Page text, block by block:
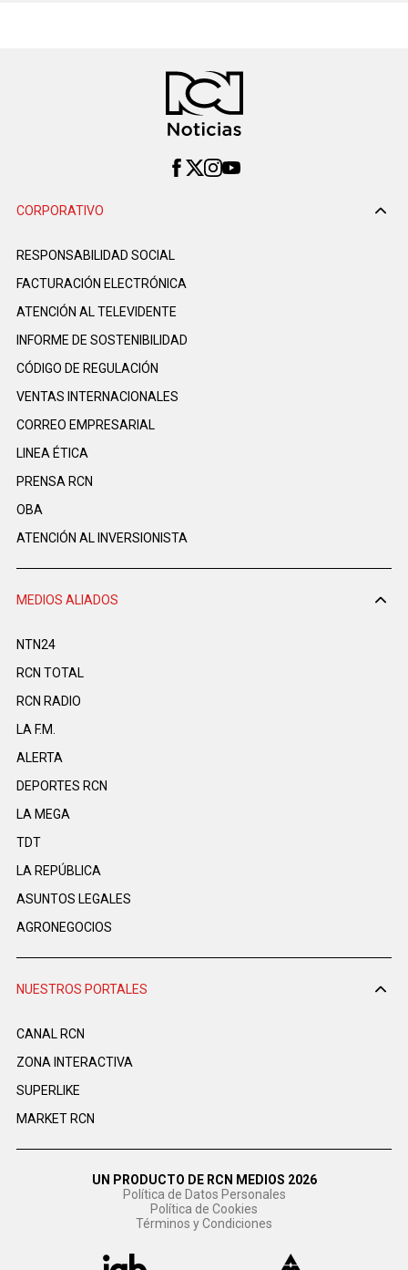
CORPORATIVO
RESPONSABILIDAD SOCIAL
FACTURACIÓN ELECTRÓNICA
ATENCIÓN AL TELEVIDENTE
INFORME DE SOSTENIBILIDAD
CÓDIGO DE REGULACIÓN
VENTAS INTERNACIONALES
CORREO EMPRESARIAL
LINEA ÉTICA
PRENSA RCN
OBA
ATENCIÓN AL INVERSIONISTA
MEDIOS ALIADOS
NTN24
RCN TOTAL
RCN RADIO
LA F.M.
ALERTA
DEPORTES RCN
LA MEGA
TDT
LA REPÚBLICA
ASUNTOS LEGALES
AGRONEGOCIOS
NUESTROS PORTALES
CANAL RCN
ZONA INTERACTIVA
SUPERLIKE
MARKET RCN
UN PRODUCTO DE RCN MEDIOS 2026
Política de Datos Personales
Política de Cookies
Términos y Condiciones